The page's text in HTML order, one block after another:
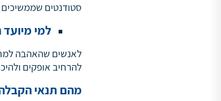
סטודנטים שממשיכים
למי
לאנשים שהאהבה
להרחיב אופקים
מהם תנאי